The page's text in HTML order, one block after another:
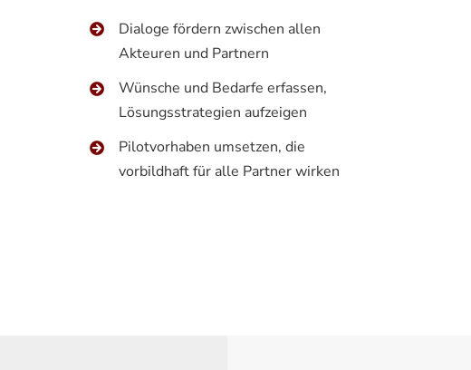
Dialoge fördern zwischen allen
Akteuren und Partnern
Wünsche und Bedarfe erfassen,
Lösungsstrategien aufzeigen
Pilotvorhaben umsetzen, die
vorbildhaft für alle Partner wirken